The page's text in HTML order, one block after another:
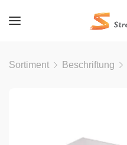
Sortiment Beschriftung